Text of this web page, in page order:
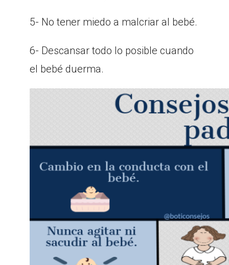
5- No tener miedo a malcriar al bebé.
6- Descansar todo lo posible cuando
el bebé duerma.